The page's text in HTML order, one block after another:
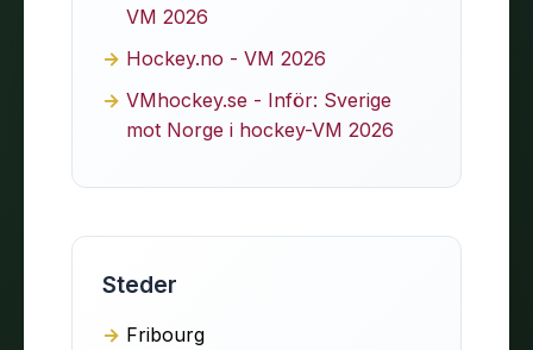
VM 2026
Hockey.no - VM 2026
VMhockey.se - Inför: Sverige
mot Norge i hockey-VM 2026
Steder
Fribourg